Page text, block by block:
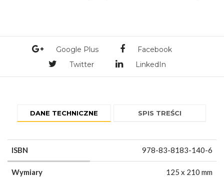
Google Plus
Facebook
Twitter
LinkedIn
DANE TECHNICZNE SPIS TREŚCI
ISBN 978-83-8183-140-6
Wymiary 125 x 210 mm